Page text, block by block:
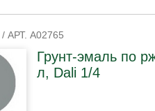
АРТ. A02765
Грунт-эмаль по
л, Dali 1/4